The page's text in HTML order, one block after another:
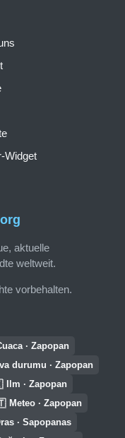
aktuelle
weltweit.
vorbehalten.
Widget
· Zapopan
durumu · Zapopan
Ilm · Zapopan
Meteo · Zapopan
· Sapopanas